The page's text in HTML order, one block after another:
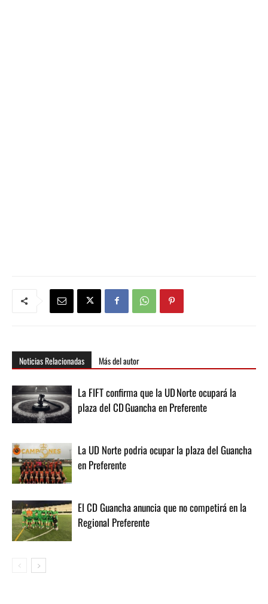
Noticias Relacionadas Más del autor
La FIFT confirma que la UD Norte ocupará la
plaza del CD Guancha en Preferente
La UD Norte podria ocupar la plaza del Guancha
en Preferente
El CD Guancha anuncia que no competirá en la
Regional Preferente